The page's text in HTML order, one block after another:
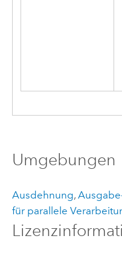
Umgebungen
Ausdehnung,
für parallele